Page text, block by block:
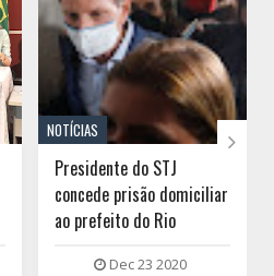
NOTÍCIAS
Presidente do STJ
concede prisão domiciliar
ao prefeito do Rio
Dec 23 2020
